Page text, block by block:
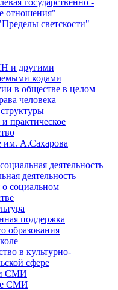
государственно -
отношения"
светскости"
и другими
кодами
в обществе в целом
человека
практическое
им. А.Сахарова
деятельность
деятельность
социальном
поддержка
образования
в культурно-
сфере
и СМИ
СМИ